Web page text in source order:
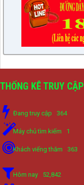
THỐNG KÊ TRUY CẬP
Đang truy cập 364
Máy chủ tìm kiếm 1
Khách viếng thăm 363
Hôm nay 52,842